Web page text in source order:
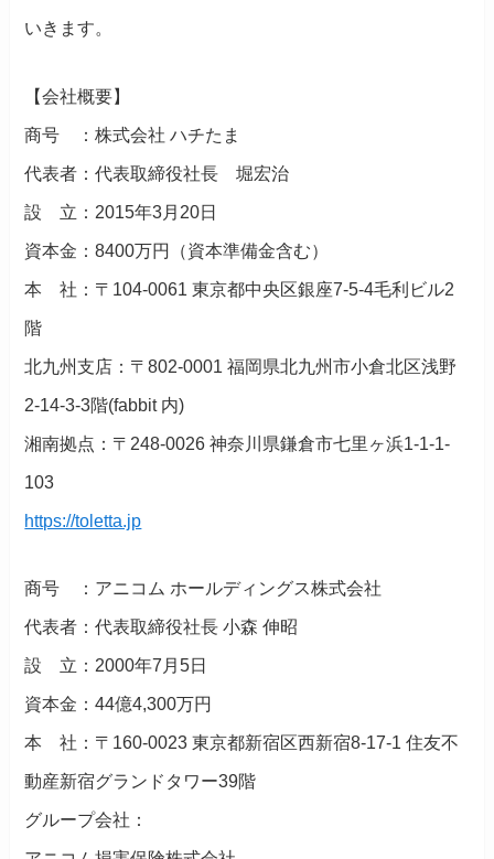
いきます。
【会社概要】
商号 ：株式会社 ハチたま
代表者：代表取締役社長 堀宏治
設 立：2015年3月20日
資本金：8400万円（資本準備金含む）
本 社：〒104-0061 東京都中央区銀座7-5-4毛利ビル2
階
北九州支店：〒802-0001 福岡県北九州市小倉北区浅野
2-14-3-3階(fabbit 内)
湘南拠点：〒248-0026 神奈川県鎌倉市七里ヶ浜1-1-1-
103
https://toletta.jp
商号 ：アニコム ホールディングス株式会社
代表者：代表取締役社長 小森 伸昭
設 立：2000年7月5日
資本金：44億4,300万円
本 社：〒160-0023 東京都新宿区西新宿8-17-1 住友不
動産新宿グランドタワー39階
グループ会社：